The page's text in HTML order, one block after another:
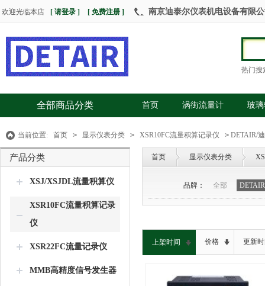
欢迎光临本店 [ 请登录 ] [ 免费注册 ] 南京迪泰尔仪表机电设备有限
热门搜
全部商品分类 首页 涡街流量计 玻
当前位置: 首页 > 显示仪表分类 > XSR10FC流量积算记录仪 > DETAIR/
产品分类
XSJ/XSJDL流量积算仪
XSR10FC流量积算记录
仪
XSR22FC流量记录仪
MMB高精度信号发生器
首页 显示仪表分类
品牌： 全部
上架时间 价格 更新